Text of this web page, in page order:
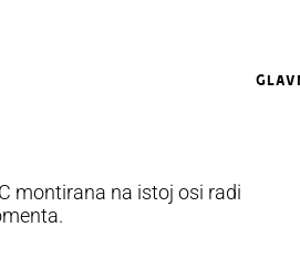
montirana na istoj osi radi